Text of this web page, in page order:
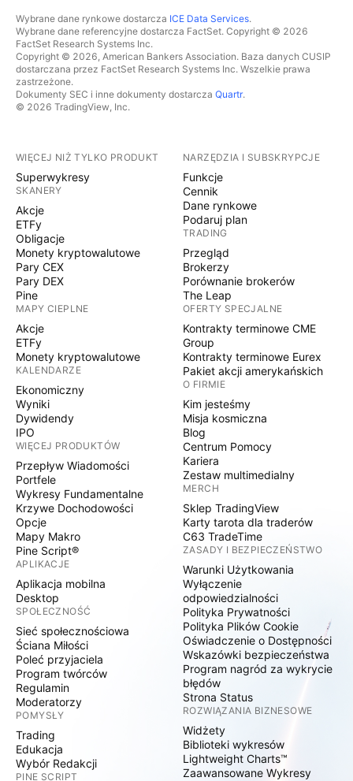
Wybrane dane rynkowe dostarcza ICE Data Services.
Wybrane dane referencyjne dostarcza FactSet. Copyright © 2026
FactSet Research Systems Inc.
Copyright © 2026, American Bankers Association. Baza danych CUSIP
dostarczana przez FactSet Research Systems Inc. Wszelkie prawa
zastrzeżone.
Dokumenty SEC i inne dokumenty dostarcza Quartr.
© 2026 TradingView, Inc.
WIĘCEJ NIŻ TYLKO PRODUKT
Superwykresy
SKANERY
Akcje
ETFy
Obligacje
Monety kryptowalutowe
Pary CEX
Pary DEX
Pine
MAPY CIEPLNE
Akcje
ETFy
Monety kryptowalutowe
KALENDARZE
Ekonomiczny
Wyniki
Dywidendy
IPO
WIĘCEJ PRODUKTÓW
Przepływ Wiadomości
Portfele
Wykresy Fundamentalne
Krzywe Dochodowości
Opcje
Mapy Makro
Pine Script®
APLIKACJE
Aplikacja mobilna
Desktop
SPOŁECZNOŚĆ
Sieć społecznościowa
Ściana Miłości
Poleć przyjaciela
Program twórców
Regulamin
Moderatorzy
POMYSŁY
Trading
Edukacja
Wybór Redakcji
PINE SCRIPT
NARZĘDZIA I SUBSKRYPCJE
Funkcje
Cennik
Dane rynkowe
Podaruj plan
TRADING
Przegląd
Brokerzy
Porównanie brokerów
The Leap
OFERTY SPECJALNE
Kontrakty terminowe CME
Group
Kontrakty terminowe Eurex
Pakiet akcji amerykańskich
O FIRMIE
Kim jesteśmy
Misja kosmiczna
Blog
Centrum Pomocy
Kariera
Zestaw multimedialny
MERCH
Sklep TradingView
Karty tarota dla traderów
C63 TradeTime
ZASADY I BEZPIECZEŃSTWO
Warunki Użytkowania
Wyłączenie
odpowiedzialności
Polityka Prywatności
Polityka Plików Cookie
Oświadczenie o Dostępności
Wskazówki bezpieczeństwa
Program nagród za wykrycie
błędów
Strona Status
ROZWIĄZANIA BIZNESOWE
Widżety
Biblioteki wykresów
Lightweight Charts™
Zaawansowane Wykresy